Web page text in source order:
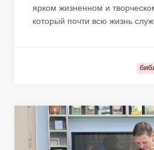
ярком жизненном и
который почти всю жизнь